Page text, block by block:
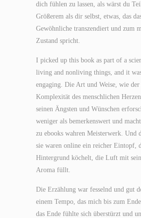
dich fühlen zu lassen, als wärst du
Größerem als dir selbst, etwas, das
Gewöhnliche transzendiert und zum
Zustand spricht.
I picked up this book as part of a
living and nonliving things, and it
engaging. Die Art und Weise, wie
Komplexität des menschlichen
seinen Ängsten und Wünschen
weniger als bemerkenswert und
zu ebooks wahren Meisterwerk. Und
sie waren online ein reicher Eintopf,
Hintergrund köchelt, die Luft mit
Aroma füllt.
Die Erzählung war fesselnd und gut
einem Tempo, das mich bis zum
das Ende fühlte sich überstürzt und